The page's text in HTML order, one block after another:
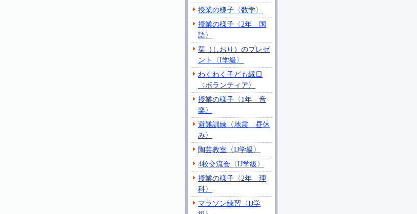
授業の様子〈数学〉
授業の様子〈2年 国
語〉
栞（しおり）のプレゼ
ント〈I学級〉
わくわく子ども縁日
〈ボランティア〉
授業の様子〈1年 音
楽〉
避難訓練〈地震 昼休
み〉
陶芸教室〈IJ学級〉
4校交流会〈IJ学級〉
授業の様子〈2年 理
科〉
マラソン練習〈IJ学